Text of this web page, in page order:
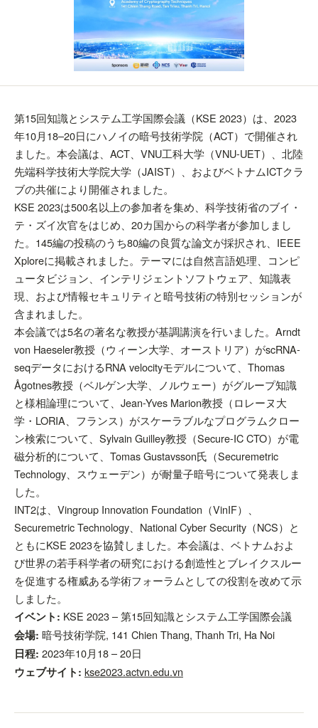
第15回知識とシステム工学国際会議（KSE 2023）は、2023
年10月18–20日にハノイの暗号技術学院（ACT）で開催され
ました。本会議は、ACT、VNU工科大学（VNU-UET）、北陸
先端科学技術大学院大学（JAIST）、およびベトナムICTクラ
ブの共催により開催されました。
KSE 2023は500名以上の参加者を集め、科学技術省のブイ・
テ・ズイ次官をはじめ、20カ国からの科学者が参加しまし
た。145編の投稿のうち80編の良質な論文が採択され、IEEE
Xploreに掲載されました。テーマには自然言語処理、コンピ
ュータビジョン、インテリジェントソフトウェア、知識表
現、および情報セキュリティと暗号技術の特別セッションが
含まれました。
本会議では5名の著名な教授が基調講演を行いました。Arndt
von Haeseler教授（ウィーン大学、オーストリア）がscRNA-
seqデータにおけるRNA velocityモデルについて、Thomas
Ågotnes教授（ベルゲン大学、ノルウェー）がグループ知識
と様相論理について、Jean-Yves Marion教授（ロレーヌ大
学・LORIA、フランス）がスケーラブルなプログラムクロー
ン検索について、Sylvain Guilley教授（Secure-IC CTO）が電
磁分析的について、Tomas Gustavsson氏（Securemetric
Technology、スウェーデン）が耐量子暗号について発表しま
した。
INT2は、Vingroup Innovation Foundation（VinIF）、
Securemetric Technology、National Cyber Security（NCS）と
ともにKSE 2023を協賛しました。本会議は、ベトナムおよ
び世界の若手科学者の研究における創造性とブレイクスルー
を促進する権威ある学術フォーラムとしての役割を改めて示
しました。
イベント: KSE 2023 – 第15回知識とシステム工学国際会議
会場: 暗号技術学院, 141 Chien Thang, Thanh Tri, Ha Noi
日程: 2023年10月18 – 20日
ウェブサイト: kse2023.actvn.edu.vn